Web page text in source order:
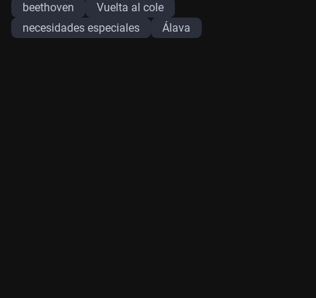
beethoven
Vuelta al cole
necesidades especiales
Álava